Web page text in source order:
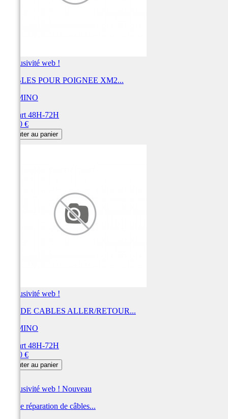
Exclusivité web !
CABLES POUR POIGNEE XM2...
DOMINO
Départ 48H-72H
84,00 €
Ajouter au panier
Exclusivité web !
JEU DE CABLES ALLER/RETOUR...
DOMINO
Départ 48H-72H
61,20 €
Ajouter au panier
Exclusivité web ! Nouveau
Kit de réparation de câbles...